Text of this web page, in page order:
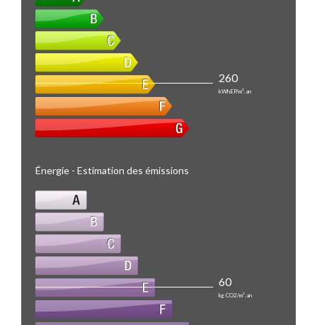
260
kWhEP/m².an
Énergie - Estimation des émissions
60
kg CO2/m².an